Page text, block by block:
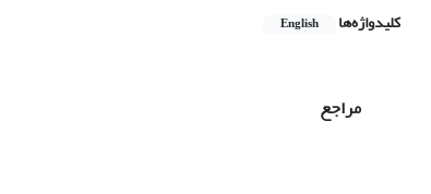
کلیدواژه‌ها English
مراجع